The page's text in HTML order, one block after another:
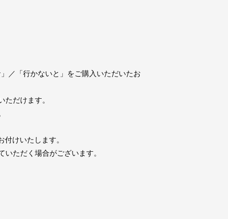
／「行かないと」をご購入いただいたお
だけます。
けいたします。
ただく場合がございます。